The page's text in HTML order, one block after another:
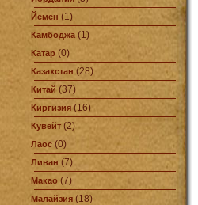
Йемен (1)
Камбоджа(1)
Катар (0)
Казахстан (28)
Китай (37)
Киргизия(16)
Кувейт (2)
Лаос (0)
Ливан (7)
Макао (7)
Малайзия (18)